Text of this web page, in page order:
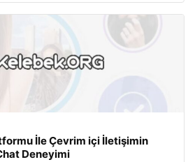
İle Çevrim içi İletişimin
Deneyimi